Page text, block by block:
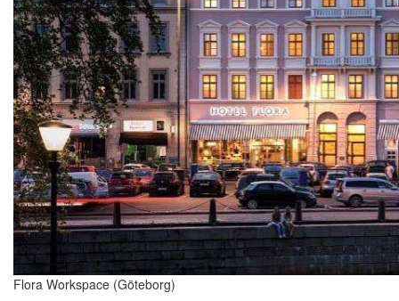
Flora Workspace (Göteborg)